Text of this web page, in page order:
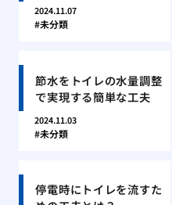
2024.11.07
未分類
節水をトイレの水量調整
で実現する簡単な工夫
2024.11.03
未分類
停電時にトイレを流すた